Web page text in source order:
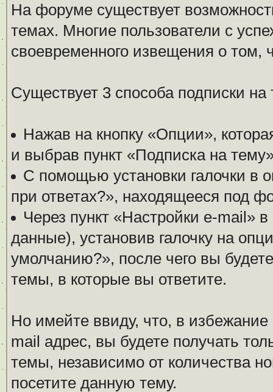
На форуме существует
темах. Многие пользователи с
своевременного извещения о
Существует 3 способа подписки на
Нажав на кнопку «Опции»,
и выбрав пункт «Подписка на
С помощью установки галочки в
при ответах?», находящееся под
Через пункт «Настройки e-mail»
данные), установив галочку на
умолчанию?», после чего вы
темы, в которые вы ответите.
Но имейте ввиду, что, в
mail адрес, вы будете получать
темы, независимо от количества
посетите данную тему.